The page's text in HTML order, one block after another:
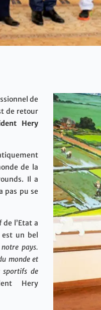
de
de retour
Hery
de la
Il a
pas pu se
l’Etat a
est un bel
pays.
monde et
sportifs de
Hery